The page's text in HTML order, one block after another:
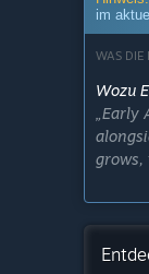
im
WAS DIE
Wozu
grows,
Wie
„We